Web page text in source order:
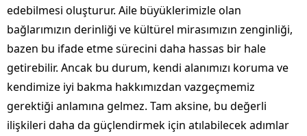
edebilmesi oluşturur. Aile büyüklerimizle olan
bağlarımızın derinliği ve kültürel mirasımızın zenginliği,
bazen bu ifade etme sürecini daha hassas bir hale
getirebilir. Ancak bu durum, kendi alanımızı koruma ve
kendimize iyi bakma hakkımızdan vazgeçmemiz
gerektiği anlamına gelmez. Tam aksine, bu değerli
ilişkileri daha da güçlendirmek için atılabilecek adımlar